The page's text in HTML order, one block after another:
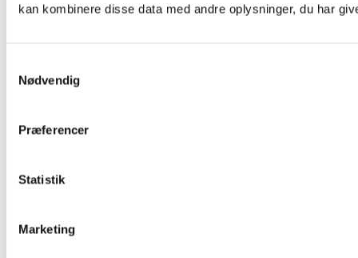
kan kombinere disse data med andre oplysninger, du har
Nødvendig
Præferencer
Statistik
Marketing